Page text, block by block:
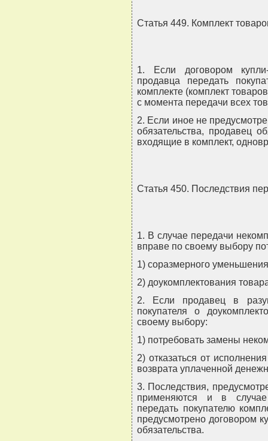
Статья 449. Комплект
1. Если договором
продавца передать
комплекте (комплект
с момента передачи всех
2. Если иное не
обязательства, продавец
входящие в комплект,
Статья 450. Последствия
1. В случае передачи
вправе по своему выбору
1) соразмерного
2) доукомплектования
2. Если продавец в
покупателя о
своему выбору:
1) потребовать замены
2) отказаться от
возврата уплаченной
3. Последствия,
применяются и в случае
передать покупателю
предусмотрено договором
обязательства.